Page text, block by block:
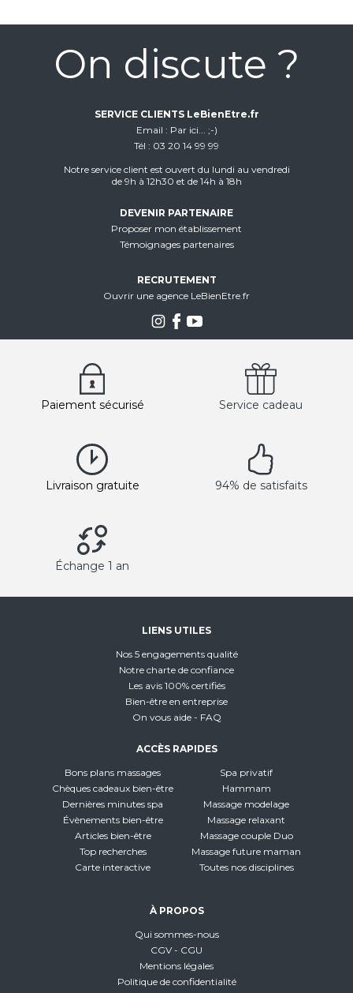
On discute ?
SERVICE CLIENTS LeBienEtre.fr
Email
Par ici... ;-)
Tél
03 20 14 99 99
Notre service client est ouvert du lundi au vendredi
de 9h à 12h30 et de 14h à 18h
DEVENIR PARTENAIRE
Proposer mon établissement
Témoignages partenaires
RECRUTEMENT
Ouvrir une agence LeBienEtre.fr
Paiement sécurisé Service cadeau
Livraison gratuite 94% de satisfaits
Échange 1 an
LIENS UTILES
Nos 5 engagements qualité
Notre charte de confiance
Les avis 100% certifiés
Bien-être en entreprise
On vous aide - FAQ
ACCÈS RAPIDES
Bons plans massages
Chèques cadeaux bien-être
Dernières minutes spa
Évènements bien-être
Articles bien-être
Top recherches
Carte interactive
Spa privatif
Hammam
Massage modelage
Massage relaxant
Massage couple Duo
Massage future maman
Toutes nos disciplines
À PROPOS
Qui sommes-nous
CGV - CGU
Mentions légales
Politique de confidentialité